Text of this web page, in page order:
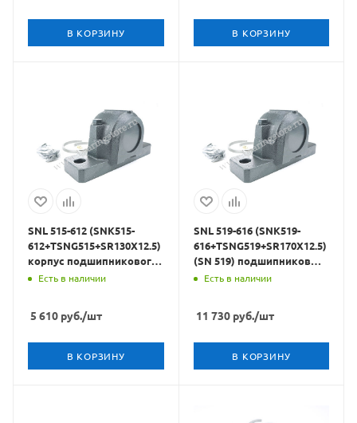
В КОРЗИНУ В КОРЗИНУ
SNL 515-612 (SNK515-
612+TSNG515+SR130X12.5)
корпус подшипникового
узла CRAFT BEARINGS
Есть в наличии
5 610 руб./шт
В КОРЗИНУ
SNL 519-616 (SNK519-
616+TSNG519+SR170X12.5)
(SN 519) подшипниковый
корпус CRAFT BEARINGS
Есть в наличии
11 730руб./шт
В КОРЗИНУ